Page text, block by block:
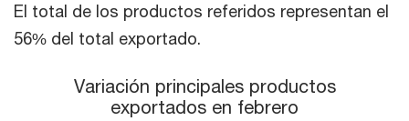
El total de los productos referidos representan el
56% del total exportado.
Variación principales productos exportados en febrero
Bar chart with 2 data series.
Variación principales productos
exportados en febrero